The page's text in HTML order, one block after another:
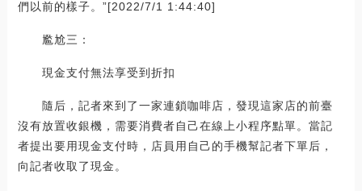
們以前的樣子。”[2022/7/1 1:44:40]
尷尬三：
現金支付無法享受到折扣
隨后，記者來到了一家連鎖咖啡店，發現這家店的前臺
沒有放置收銀機，需要消費者自己在線上小程序點單。當記
者提出要用現金支付時，店員用自己的手機幫記者下單后，
向記者收取了現金。